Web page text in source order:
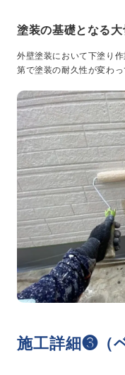
塗装の基礎となる
外壁塗装において下塗り
第で塗装の耐久性が変わっ
施工詳細❸（